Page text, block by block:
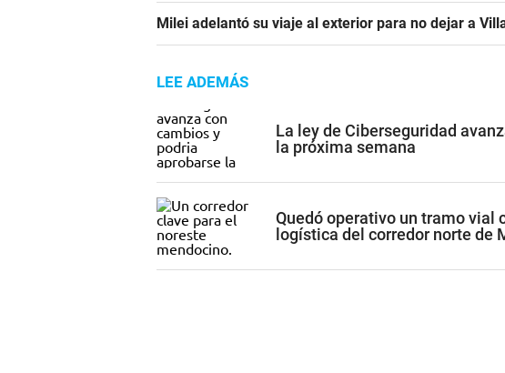
Milei adelantó su viaje al exterior para no dejar a
LEE ADEMÁS
La ley de Ciberseguridad
la próxima semana
Quedó operativo un tramo vial
logística del corredor norte de